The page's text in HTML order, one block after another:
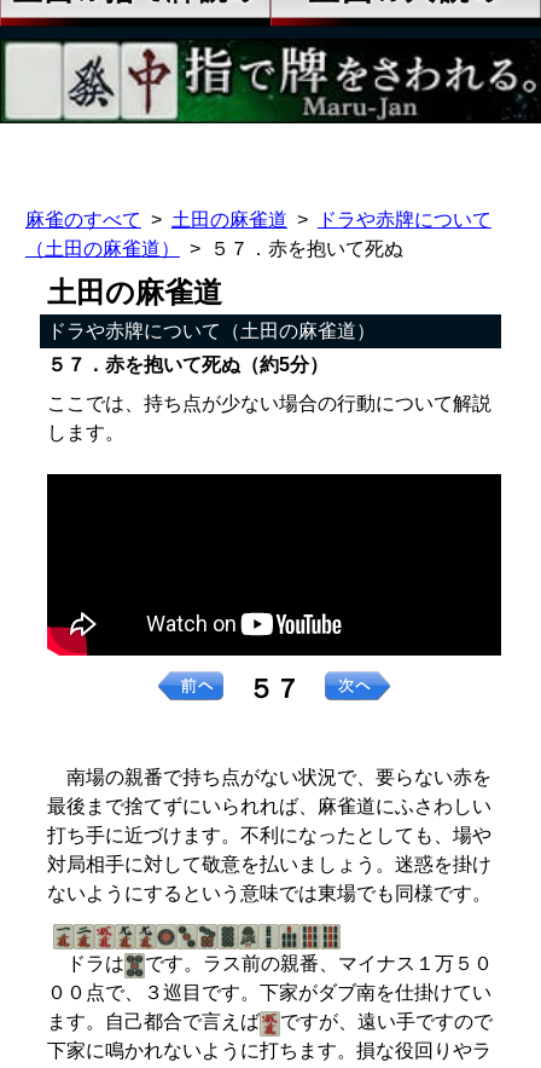
麻雀のすべて 土田の麻雀道
ドラや赤牌について
（土田の麻雀道）
５７．赤を抱いて死ぬ
土田の麻雀道
ドラや赤牌について（土田の麻雀道）
５７．赤を抱いて死ぬ（約5分）
ここでは、持ち点が少ない場合の行動について解説
します。
５７
南場の親番で持ち点がない状況で、要らない赤を
最後まで捨てずにいられれば、麻雀道にふさわしい
打ち手に近づけます。不利になったとしても、場や
対局相手に対して敬意を払いましょう。迷惑を掛け
ないようにするという意味では東場でも同様です。
ドラは
です。ラス前の親番、マイナス１万５０
００点で、３巡目です。下家がダブ南を仕掛けてい
ます。自己都合で言えば
ですが、遠い手ですので
下家に鳴かれないように打ちます。損な役回りやラ